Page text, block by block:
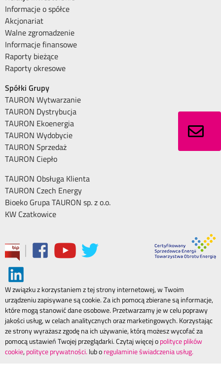
Informacje o spółce
Akcjonariat
Walne zgromadzenie
Informacje finansowe
Raporty bieżące
Raporty okresowe
Spółki Grupy
TAURON Wytwarzanie
TAURON Dystrybucja
TAURON Ekoenergia
TAURON Wydobycie
TAURON Sprzedaż
TAURON Ciepło
TAURON Obsługa Klienta
TAURON Czech Energy
Bioeko Grupa TAURON sp. z o.o.
KW Czatkowice
|
W związku z korzystaniem z tej strony internetowej, w Twoim
urządzeniu zapisywane są cookie. Za ich pomocą zbierane są informacje,
które mogą stanowić dane osobowe. Przetwarzamy je w celu poprawy
jakości usług, w celach analitycznych oraz marketingowych. Korzystając
ze strony wyrażasz zgodę na ich używanie, którą możesz wycofać za
pomocą ustawień Twojej przeglądarki. Czytaj więcej opolityce plików
cookie,polityce prywatności. lub oregulaminie świadczenia usług.